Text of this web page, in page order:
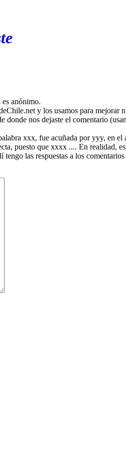
anónimo.
y los usamos para mejorar
donde nos dejaste el comentario
xxx, fue acuñada por yyy, en el
puesto que xxxx .... En realidad,
las respuestas a los